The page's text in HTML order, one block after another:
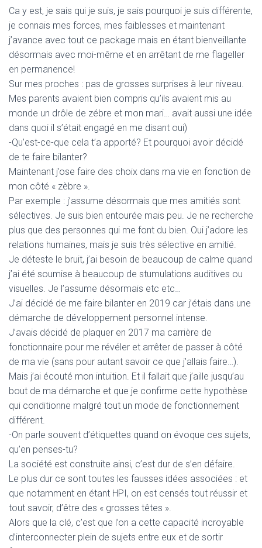
Ca y est, je sais qui je suis, je sais pourquoi je suis différente,
je connais mes forces, mes faiblesses et maintenant
j’avance avec tout ce package mais en étant bienveillante
désormais avec moi-même et en arrêtant de me flageller
en permanence!
Sur mes proches : pas de grosses surprises à leur niveau.
Mes parents avaient bien compris qu’ils avaient mis au
monde un drôle de zébre et mon mari… avait aussi une idée
dans quoi il s’était engagé en me disant oui)
-Qu’est-ce-que cela t’a apporté? Et pourquoi avoir décidé
de te faire bilanter?
Maintenant j’ose faire des choix dans ma vie en fonction de
mon côté « zèbre ».
Par exemple : j’assume désormais que mes amitiés sont
sélectives. Je suis bien entourée mais peu. Je ne recherche
plus que des personnes qui me font du bien. Oui j’adore les
relations humaines, mais je suis très sélective en amitié.
Je déteste le bruit, j’ai besoin de beaucoup de calme quand
j’ai été soumise à beaucoup de stumulations auditives ou
visuelles. Je l’assume désormais etc etc…
J’ai décidé de me faire bilanter en 2019 car j’étais dans une
démarche de développement personnel intense.
J’avais décidé de plaquer en 2017 ma carrière de
fonctionnaire pour me révéler et arrêter de passer à côté
de ma vie (sans pour autant savoir ce que j’allais faire…).
Mais j’ai écouté mon intuition. Et il fallait que j’aille jusqu’au
bout de ma démarche et que je confirme cette hypothèse
qui conditionne malgré tout un mode de fonctionnement
différent.
-On parle souvent d’étiquettes quand on évoque ces sujets,
qu’en penses-tu?
La société est construite ainsi, c’est dur de s’en défaire.
Le plus dur ce sont toutes les fausses idées associées : et
que notamment en étant HPI, on est censés tout réussir et
tout savoir, d’être des « grosses têtes ».
Alors que la clé, c’est que l’on a cette capacité incroyable
d’interconnecter plein de sujets entre eux et de sortir